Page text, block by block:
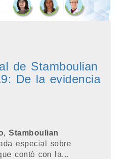
de Stamboulian
De la evidencia
, Stamboulian
especial sobre
contó con la...